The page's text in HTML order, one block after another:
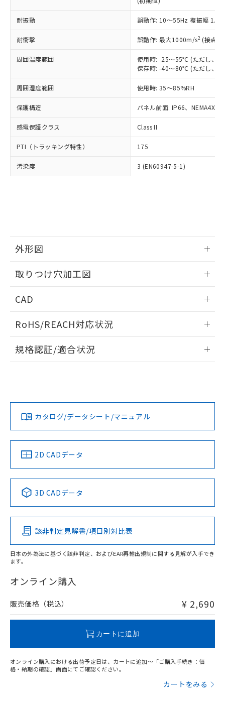
耐振動 誤動作: 10～55Hz 複振幅
耐衝撃 誤動作: 最大1000m/s2 (接点
周囲温度範囲
使用時: -25～55℃ (ただし、氷
保存時: -40～80℃ (ただし、氷
周囲湿度範囲 使用時: 35～85%RH
保護構造 パネル前面: IP66、NEMA4X,
感電保護クラス Class II
PTI（トラッキング特性） 175
汚染度 3 (EN60947-5-1)
外形図
取りつけ穴加工図
CAD
ドすることができます。
ログイン/会員登録
ダウンロードデータをご利用いただく前に、以下を必ずお読
みください。
ソフトウェアの使用条件
RoHS/REACH対応状況
EU RoHS 注意事項・凡例
対応済み
中国 RoHS 注意事項・凡例
Pb Hg Cd Cr(VI)
O
在庫等で未対応品が混在する可能性があります。
問い合わせください。
規格認証/適合状況
LR型式承認
（イギリス
船舶規格）
DNV型式承認
（ノルウェー
BV型式承認
（フランス
KR型式
（韓国
No No No No
この製品の規格認証/適合状況ページへ
その他の認証はこちらのページからご検索ください
カタログ/データシート/マニュアル
2D CADデータ
3D CADデータ
該非判定見解書/項目別対比表
日本の外為法に基づく該非判定、およびEAR再輸出規制に関する見解が入手でき
ます。
オンライン購入
販売価格（税込） ¥ 2,690
カートに追加
オンライン購入における出荷予定日は、カートに追加～「ご購入手続き：価
格・納期の確認」画面にてご確認ください。
カートをみる
正式な納期状況および標準価格はお客
様のお取引先、またはお客様担当のオ
オムロン制御機器販売店や当社販売拠
販売ネットワーク
」をご確認
在庫状況および標準価格結果を当社の
事前の承諾なく第三者に漏洩または開
示しないようお願いします。
マイパーツ機能（部品リスト作成サー
ビス）をご利用いただくには、I-Web
メンバーズにご登録されている必要が
あります。
登録された部品リストについて、当社
の共同利用に関して"
の「1.共同利
(PBDE) 1000ppm以下、フタル酸ビス(2-エチルヘキシ
ル) (DEHP)(別名：DOP) 1000ppm以下、フタル酸ブチ
ルベンジル（BBP） 1000ppm以下、フタル酸ジブチル
（DBP） 1000ppm以下、フタル酸ジイソブチル
但し、RoHS指令で産業用監視および制御機器に対する
フタル酸エステル類の４物質については閾値を超える意
図的な使用がないことを確認しています。
※2 対応予定月
部品在庫の切り替え状況などにより、予定
月が前後することがあります。
※3 非含有証明書ダウンロード
るもので、過去に遡って非含有を証明する
ものではありません。
また、RoHS指令のフタル酸エステル類４
既に当社にて対応品への在庫切替を完了
していることから、特段のことがない限
り、2022年1月12日より割愛しておりま
す。
ニル類) : 1000ppm、 PBDEs(ポリ臭化ジフェニルエーテ
DBP(フタル酸ジブチル) : 1000ppm、 DIBP(フタル酸ジ
DEHP(フタル酸ビス(2-エチルヘキシル)) : 1000ppm
「ｅ」：有害物質（10物質）のすべてが基
準値以下であることを示します。
「10」：通常の使用状況下において有害物
質が外部に漏えいし、環境に深刻な影響を
及ぼさない年数を意味します。
「－」：未確認です。当社販売部門へお問
当社は規制貨物を破棄する場合は、完
全に破砕するなど、違法に輸出されな
いよう必要な手段を講じます。
当社は貴社製品を、核兵器、ミサイ
ル、化学兵器、生物兵器またはその他
武器並びにこれらの製造装置等に一切
当社は、貴社製品を第三者に販売する
場合は、上記1、2および3の内容を当
該第三者に通知します。また当社は、
販売先および販売に係わる関係者が違
法に輸出するおそれがある場合は、取
り引きをいたしません。
一定数以上の在庫あり
一定数には満たないが在庫あり
いては、お客様のお取引先、ま
たはお客様担当のオムロン制御
機器販売店・当社販売員にご確
白
受注生産機種、また在庫状況の
情報を公開していない機種